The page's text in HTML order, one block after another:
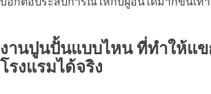
งานปูนปั้นแบบไหน ที่ทำให้แ
โรงแรมได้จริง